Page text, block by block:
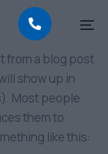
from a blog post
show up in
Most people
them to
like this: